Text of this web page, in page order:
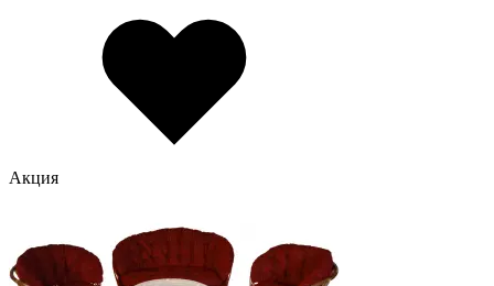
Акция